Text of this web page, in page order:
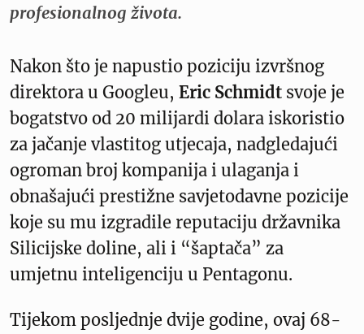
profesionalnog života.
Nakon što je napustio poziciju izvršnog
direktora u Googleu, Eric Schmidt svoje je
bogatstvo od 20 milijardi dolara iskoristio
za jačanje vlastitog utjecaja, nadgledajući
ogroman broj kompanija i ulaganja i
obnašajući prestižne savjetodavne pozicije
koje su mu izgradile reputaciju državnika
Silicijske doline, ali i “šaptača” za
umjetnu inteligenciju u Pentagonu.
Tijekom posljednje dvije godine, ovaj 68-